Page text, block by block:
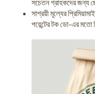
সচেতন গ্রাহকদের জন্য
সাশ্রয়ী মূল্যের
পয়েন্টের টক ডো-এর মতো